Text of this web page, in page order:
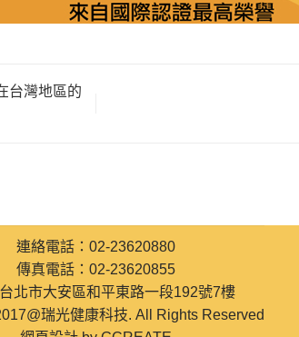
台灣地區的
連絡電話：02-23620880
傳真電話：02-23620855
北市大安區和平東路一段192號7樓
瑞光健康科技. All Rights Reserved